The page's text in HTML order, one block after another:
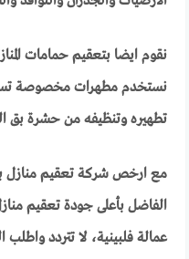
نقوم ايضا بتعقيم حمامات
نستخدم مطهرات مخصوصة
تطهيره وتنظيفه من حشرة بق
مع ارخص شركة تعقيم منازل
الفاضل بأعلى جودة تعقيم
عمالة فلبينية، لا تتردد واطلب